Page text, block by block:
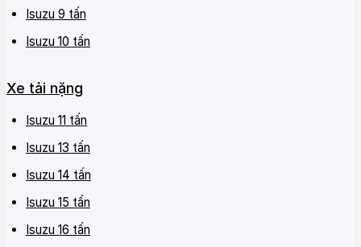
Isuzu 9 tấn
Isuzu 10 tấn
Xe tải nặng
Isuzu 11 tấn
Isuzu 13 tấn
Isuzu 14 tấn
Isuzu 15 tấn
Isuzu 16 tấn